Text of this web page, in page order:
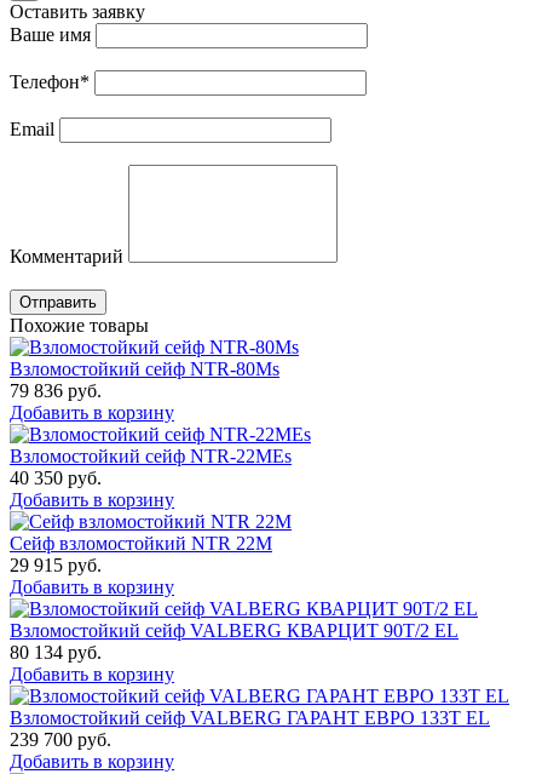
Оставить заявку
Ваше имя
Телефон*
Email
Комментарий
Отправить
Похожие товары
Взломостойкий сейф NTR-80Мs
79 836 руб.
Добавить в корзину
Взломостойкий сейф NTR-22MEs
40 350 руб.
Добавить в корзину
Сейф взломостойкий NTR 22M
29 915 руб.
Добавить в корзину
Взломостойкий сейф VALBERG КВАРЦИТ 90Т/2 EL
80 134 руб.
Добавить в корзину
Взломостойкий сейф VALBERG ГАРАНТ ЕВРО 133Т EL
239 700 руб.
Добавить в корзину